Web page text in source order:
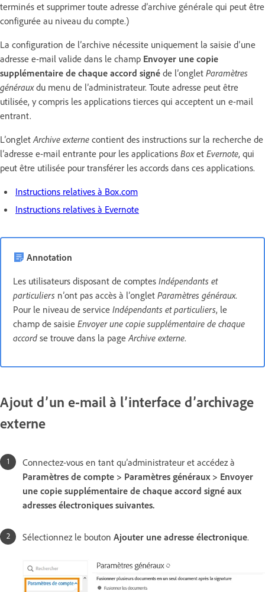
terminés et supprimer toute adresse d’archive générale qui peut être
configurée au niveau du compte.)
La configuration de l’archive nécessite uniquement la saisie d’une
adresse e-mail valide dans le champ Envoyer une copie
supplémentaire de chaque accord signé de l’onglet Paramètres
générauxdu menu de l’administrateur. Toute adresse peut être
utilisée, y compris les applications tierces qui acceptent un e-mail
entrant.
L’ongletArchive externe contient des instructions sur la recherche de
l’adresse e-mail entrante pour les applications Boxet Evernote, qui
peut être utilisée pour transférer les accords dans ces applications.
Instructions relatives à Box.com
Instructions relatives à Evernote
Annotation
Les utilisateurs disposant de comptes Indépendants et
particuliers n’ont pas accès à l’onglet Paramètres généraux.
Pour le niveau de service Indépendants et particuliers, le
champ de saisie Envoyer une copie supplémentaire de chaque
accord se trouve dans la pageArchive externe.
Ajout d’un e-mail à l’interface d’archivage
externe
Connectez-vous en tant qu’administrateur et accédez à
Paramètres de compte > Paramètres généraux > Envoyer
une copie supplémentaire de chaque accord signé aux
adresses électroniques suivantes.
Sélectionnez le bouton Ajouter une adresse électronique.